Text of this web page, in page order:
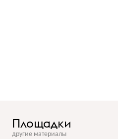
Площадки
другие материалы